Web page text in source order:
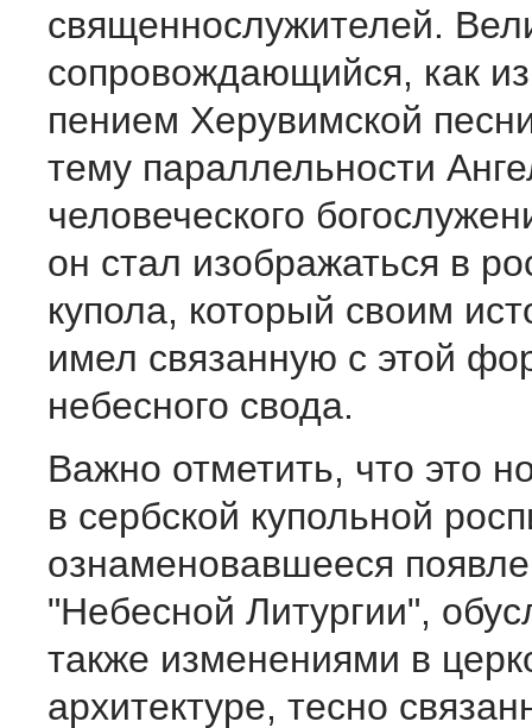
священнослужителей.
сопровождающийся, как
пением Херувимской
тему параллельности
человеческого
он стал изображаться в
купола, который своим
имел связанную с этой
небесного свода.
Важно отметить, что это
в сербской купольной
ознаменовавшееся
"Небесной Литургии",
также изменениями в
архитектуре, тесно